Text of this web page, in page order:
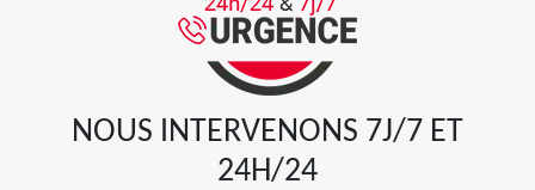
NOUS INTERVENONS 7J/7 ET
24H/24